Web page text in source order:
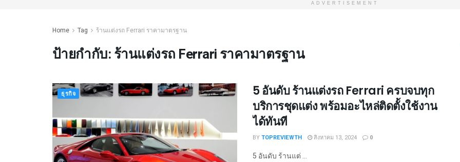
ADVERTISEMENT
Home Tag ร้านแต่งรถ Ferrari ราคามาตรฐาน
ป้ายกำกับ:ร้านแต่งรถ Ferrari ราคามาตรฐาน
ธุรกิจ
5 อันดับ ร้านแต่งรถ Ferrari ครบจบทุก
บริการชุดแต่ง พร้อมอะไหล่ติดตั้งใช้งาน
ได้ทันที
BYTOPREVIEWTH สิงหาคม 13, 2024 0
5 อันดับ ร้านแต่ ...